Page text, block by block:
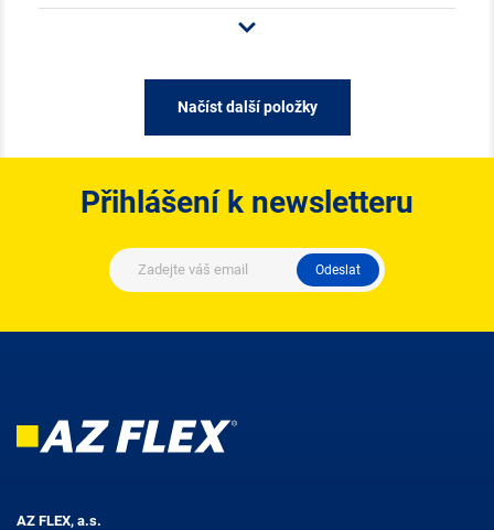
Načíst další položky
Přihlášení k newsletteru
Odeslat
AZ FLEX, a.s.